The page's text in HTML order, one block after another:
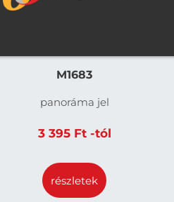
M1683
panoráma jel
3 395 Ft -tól
részletek